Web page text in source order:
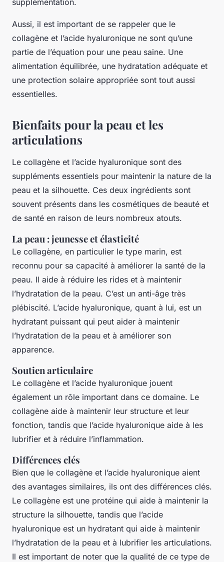
Aussi, il est important de se rappeler que le
collagène et l’acide hyaluronique ne sont qu’une
partie de l’équation pour une peau saine. Une
alimentation équilibrée, une hydratation adéquate et
une protection solaire appropriée sont tout aussi
essentielles.
Bienfaits pour la peau et les
articulations
Le collagène et l’acide hyaluronique sont des
suppléments essentiels pour maintenir la nature de la
peau et la silhouette. Ces deux ingrédients sont
souvent présents dans les cosmétiques de beauté et
de santé en raison de leurs nombreux atouts.
La peau : jeunesse et élasticité
Le collagène, en particulier le type marin, est
reconnu pour sa capacité à améliorer la santé de la
peau. Il aide à réduire les rides et à maintenir
l’hydratation de la peau. C’est un anti-âge très
plébiscité. L’acide hyaluronique, quant à lui, est un
hydratant puissant qui peut aider à maintenir
l’hydratation de la peau et à améliorer son
apparence.
Soutien articulaire
Le collagène et l’acide hyaluronique jouent
également un rôle important dans ce domaine. Le
collagène aide à maintenir leur structure et leur
fonction, tandis que l’acide hyaluronique aide à les
lubrifier et à réduire l’inflammation.
Différences clés
Bien que le collagène et l’acide hyaluronique aient
des avantages similaires, ils ont des différences clés.
Le collagène est une protéine qui aide à maintenir la
structure la silhouette, tandis que l’acide
hyaluronique est un hydratant qui aide à maintenir
l’hydratation de la peau et à lubrifier les articulations.
Il est important de noter que la qualité de ce type de